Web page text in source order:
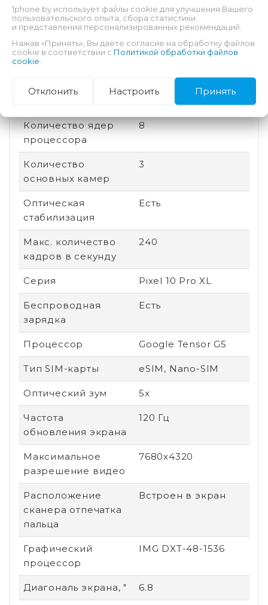
памяти
сторон
Количество ядер
процессора
8
Количество
основных камер
3
Оптическая
стабилизация
Есть
Макс. количество
кадров в секунду
240
Серия Pixel 10 Pro XL
Беспроводная
зарядка
Есть
Процессор Google Tensor G5
Тип SIM-карты eSIM, Nano-SIM
Оптический зум 5x
Частота
обновления экрана
120 Гц
Максимальное
разрешение видео
7680x4320
Расположение
сканера отпечатка
пальца
Встроен в экран
Графический
процессор
IMG DXT-48-1536
Диагональ экрана, " 6.8
1phone.by использует файлы cookie для улучшения Вашего
пользовательского опыта, сбора статистики
и представления персонализированных рекомендаций.
Нажав «Принять», Вы даете согласие на обработку файлов
cookie в соответствии с Политикой обработки файлов
cookie
Отклонить Настроить Принять